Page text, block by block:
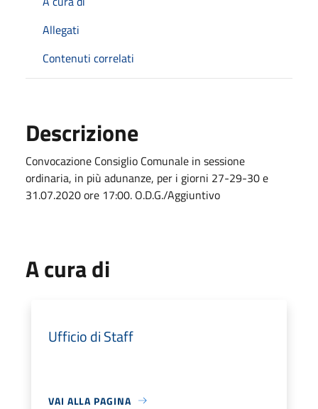
Allegati
Contenuti correlati
Descrizione
Convocazione Consiglio Comunale in sessione
ordinaria, in più adunanze, per i giorni 27-29-30 e
31.07.2020 ore 17:00. O.D.G./Aggiuntivo
A cura di
Ufficio di Staff
VAI ALLA PAGINA